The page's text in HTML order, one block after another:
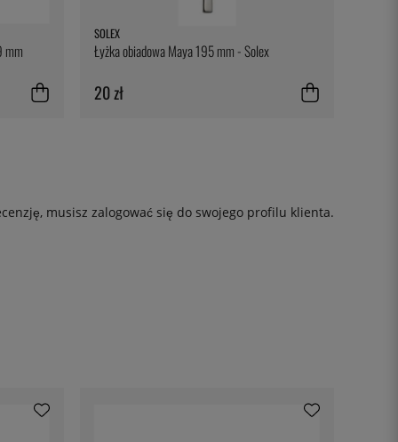
mm
SOLEX
Łyżka obiadowa Maya 195 mm - Solex
20 zł
musisz zalogować się do swojego profilu klienta.